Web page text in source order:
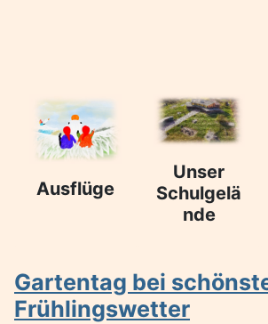
Ausflüge
Unser
Schulgelä
nde
Gartentag bei
Frühlingswetter